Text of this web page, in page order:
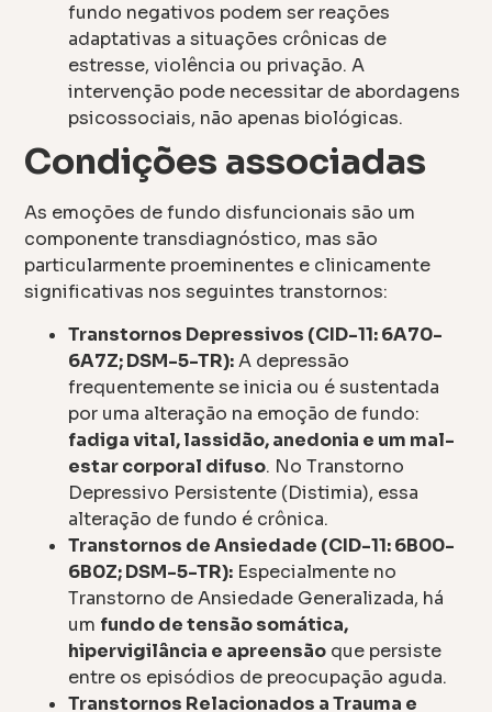
fundo negativos podem ser reações
adaptativas a situações crônicas de
estresse, violência ou privação. A
intervenção pode necessitar de abordagens
psicossociais, não apenas biológicas.
Condições associadas
As emoções de fundo disfuncionais são um
componente transdiagnóstico, mas são
particularmente proeminentes e clinicamente
significativas nos seguintes transtornos:
Transtornos Depressivos (CID-11: 6A70-
6A7Z; DSM-5-TR):A depressão
frequentemente se inicia ou é sustentada
por uma alteração na emoção de fundo:
fadiga vital, lassidão, anedonia e um mal-
estar corporal difuso. No Transtorno
Depressivo Persistente (Distimia), essa
alteração de fundo é crônica.
Transtornos de Ansiedade (CID-11: 6B00-
6B0Z; DSM-5-TR): Especialmente no
Transtorno de Ansiedade Generalizada, há
um fundo de tensão somática,
hipervigilância e apreensão que persiste
entre os episódios de preocupação aguda.
Transtornos Relacionados a Trauma e